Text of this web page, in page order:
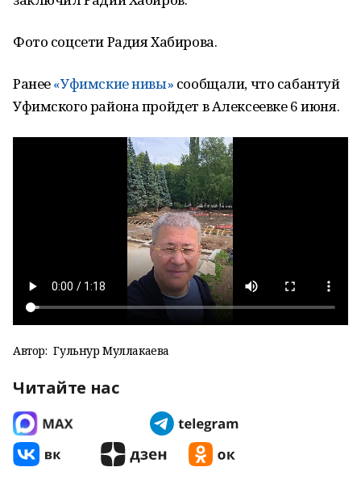
Фото соцсети Радия Хабирова.
Ранее«Уфимские нивы» сообщали, что сабантуй
Уфимского района пройдет в Алексеевке 6 июня.
Автор: Гульнур Муллакаева
Читайте нас